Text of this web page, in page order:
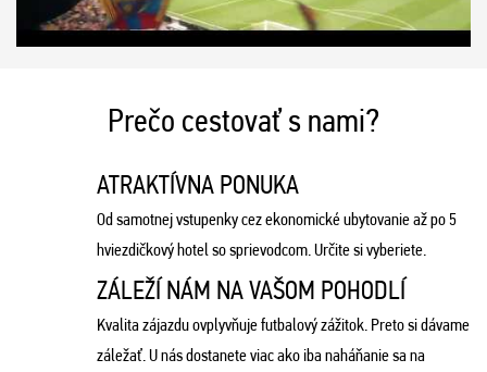
Prečo cestovať s nami?
ATRAKTÍVNA PONUKA
Od samotnej vstupenky cez ekonomické ubytovanie až po 5
hviezdičkový hotel so sprievodcom. Určite si vyberiete.
ZÁLEŽÍ NÁM NA VAŠOM POHODLÍ
Kvalita zájazdu ovplyvňuje futbalový zážitok. Preto si dávame
záležať. U nás dostanete viac ako iba naháňanie sa na